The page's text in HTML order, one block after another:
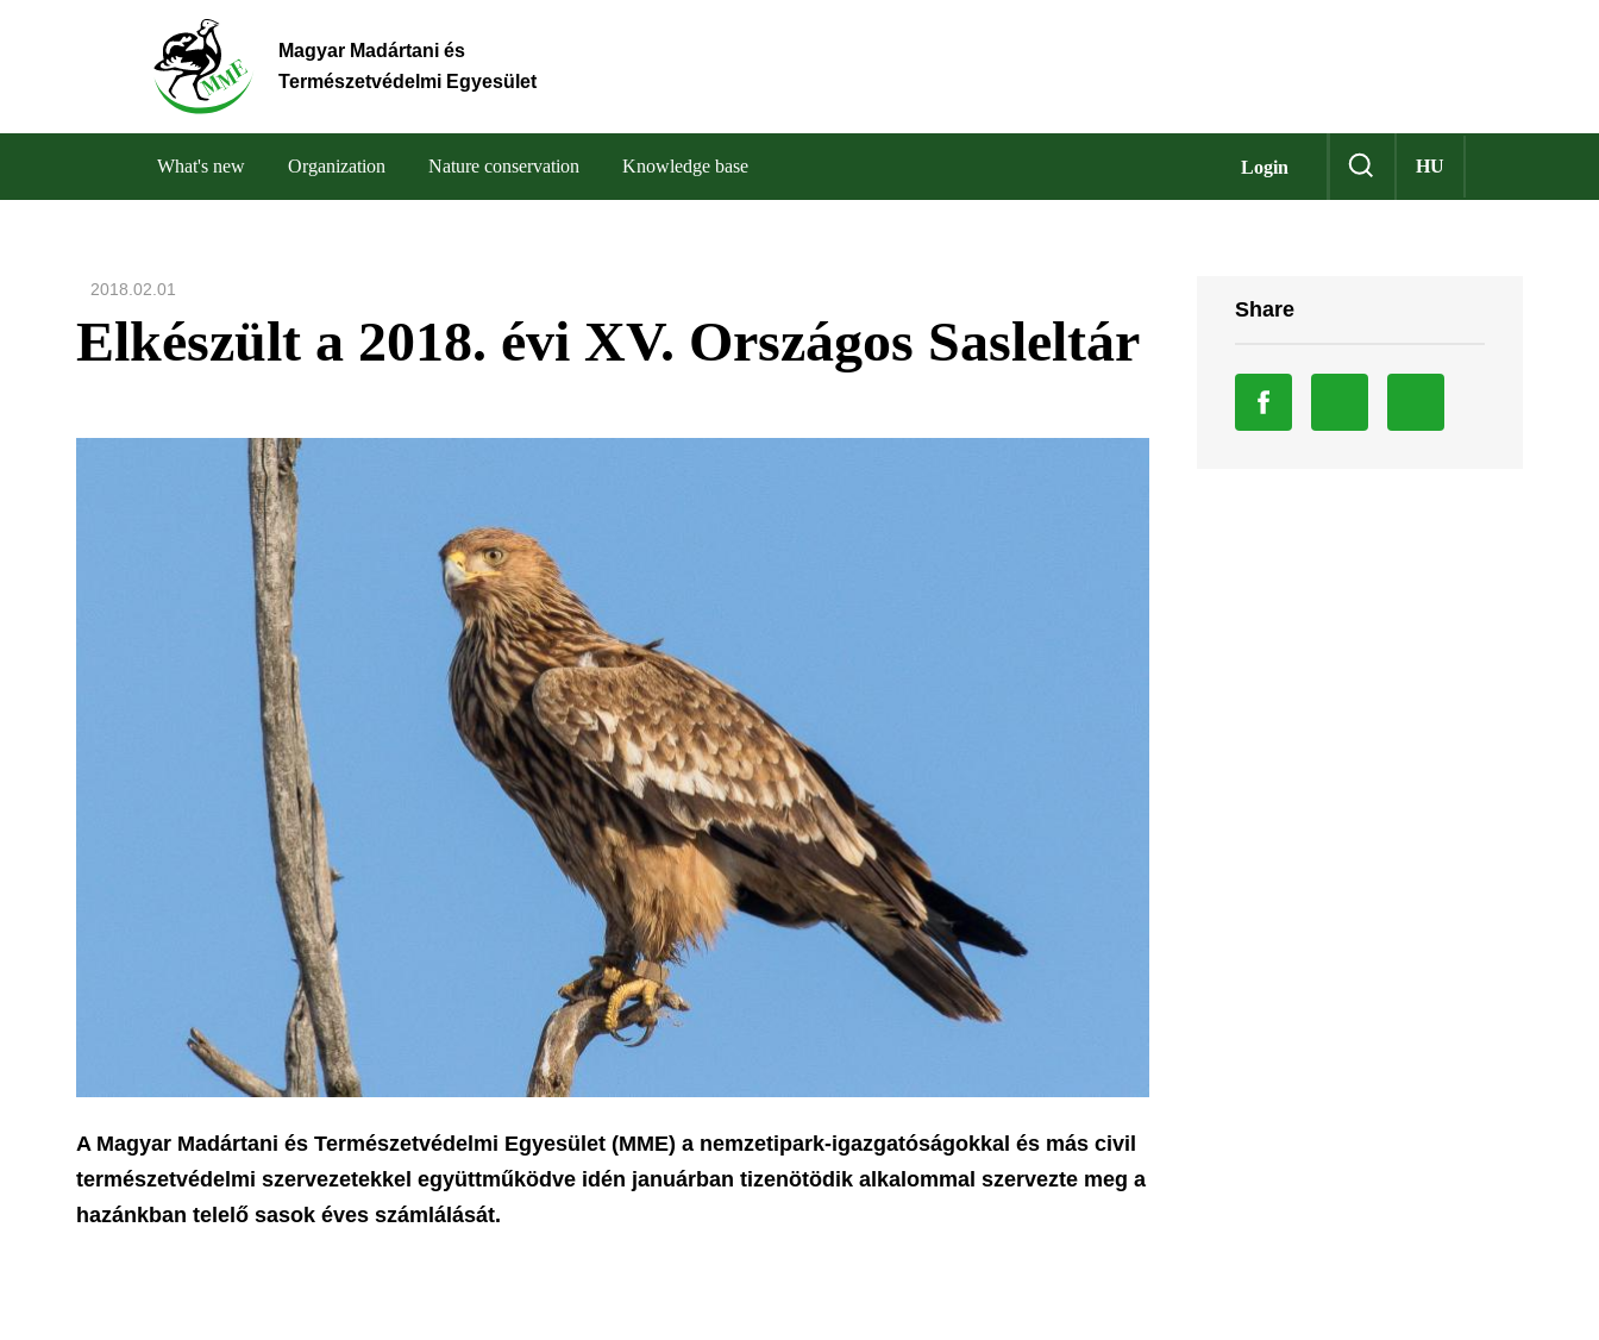
Magyar Madártani és
Természetvédelmi Egyesület
Login HU
navigation
What's new Organization Nature conservation Knowledge base
2018.02.01
Elkészült a 2018. évi XV. Országos Sasleltár
A Magyar Madártani és Természetvédelmi Egyesület (MME) a nemzetipark-igazgatóságokkal és más civil
természetvédelmi szervezetekkel együttműködve idén januárban tizenötödik alkalommal szervezte meg a
hazánkban telelő sasok éves számlálását.
Share